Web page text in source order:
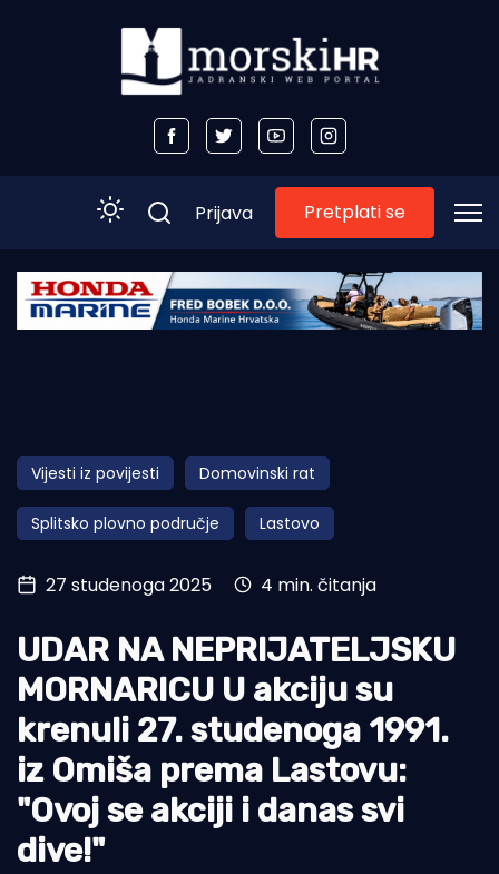
Početna
Obala
Otoci
Turizam i nautika
Pomorstvo
Ekologija
Tradicija i kultura
Prijava Pretplati se
Vijesti iz povijesti Domovinski rat
Splitsko plovno područje Lastovo
27 studenoga 2025 4 min. čitanja
UDAR NA NEPRIJATELJSKU
MORNARICU U akciju su
krenuli 27. studenoga 1991.
iz Omiša prema Lastovu:
"Ovoj se akciji i danas svi
dive!"